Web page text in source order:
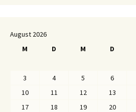
August 2026
M
D M D
3
4 5 6
10
11 12 13
17
18 19 20